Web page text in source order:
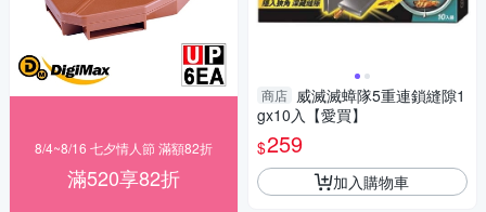
8/4~8/16 七夕情人節 滿額82折
滿520享82折
商店 威滅滅蟑隊5重連鎖縫隙1
gx10入【愛買】
$259
加入購物車